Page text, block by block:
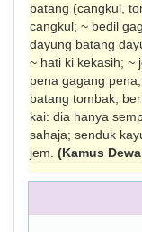
batang (cangkul,
cangkul; ~ bedil
dayung batang
~ hati ki kekasih; ~
pena gagang
batang tombak;
kai: dia hanya
sahaja; senduk
jem. (Kamus